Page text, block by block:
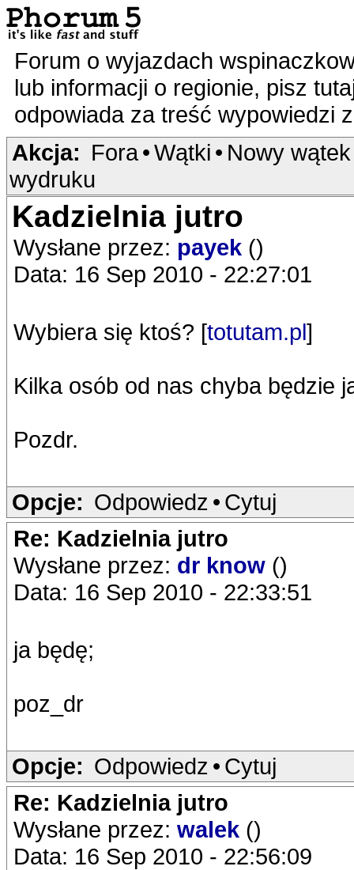
Forum o wyjazdach
lub informacji o regionie, pisz
odpowiada za treść wypowiedzi
Akcja: Fora•Wątki • Nowy wątek
wydruku
Kadzielnia jutro
Wysłane przez: payek ()
Data: 16 Sep 2010 - 22:27:01
Wybiera się ktoś? [totutam.pl]
Kilka osób od nas chyba będzie
Pozdr.
Opcje: Odpowiedz • Cytuj
Re: Kadzielnia jutro
Wysłane przez: dr know ()
Data: 16 Sep 2010 - 22:33:51
ja będę;
poz_dr
Opcje: Odpowiedz • Cytuj
Re: Kadzielnia jutro
Wysłane przez: walek ()
Data: 16 Sep 2010 - 22:56:09